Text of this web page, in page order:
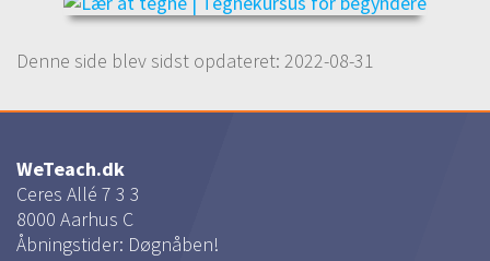
Denne side blev sidst opdateret: 2022-08-31
WeTeach.dk
Ceres Allé 7 3 3
8000 Aarhus C
Åbningstider: Døgnåben!